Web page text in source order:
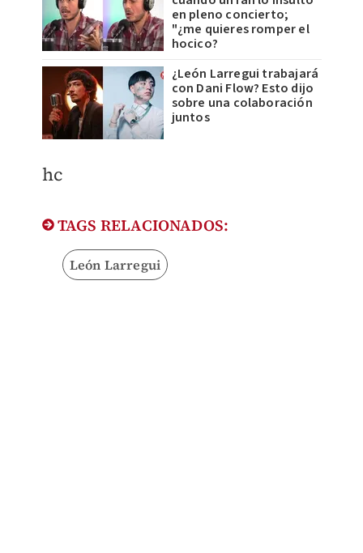
en pleno concierto;
"¿me quieres romper el
hocico?
¿León Larregui trabajará
con Dani Flow? Esto dijo
sobre una colaboración
juntos
hc
TAGS RELACIONADOS:
León Larregui